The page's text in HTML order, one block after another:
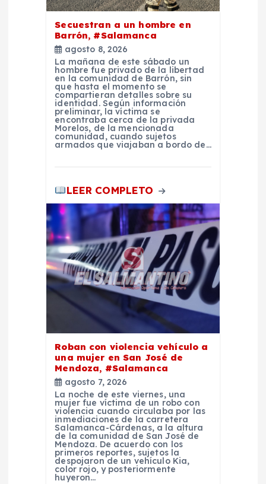
Secuestran a un hombre en
Barrón, #Salamanca
agosto 8, 2026
La mañana de este sábado un
hombre fue privado de la libertad
en la comunidad de Barrón, sin
que hasta el momento se
compartieran detalles sobre su
identidad. Según información
preliminar, la víctima se
encontraba cerca de la privada
Morelos, de la mencionada
comunidad, cuando sujetos
armados que viajaban a bordo de…
LEER COMPLETO
Roban con violencia vehículo a
una mujer en San José de
Mendoza, #Salamanca
agosto 7, 2026
La noche de este viernes, una
mujer fue víctima de un robo con
violencia cuando circulaba por las
inmediaciones de la carretera
Salamanca-Cárdenas, a la altura
de la comunidad de San José de
Mendoza. De acuerdo con los
primeros reportes, sujetos la
despojaron de un vehículo Kia,
color rojo, y posteriormente
huyeron…